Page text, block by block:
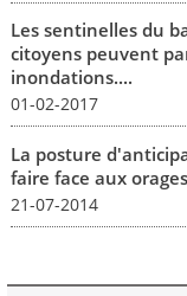
Les sentinelles du
citoyens peuvent
inondations....
01-02-2017
La posture
faire face aux
21-07-2014